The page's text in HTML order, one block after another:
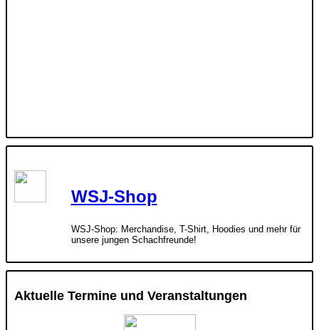
WSJ-Shop
WSJ-Shop: Merchandise, T-Shirt, Hoodies und mehr für
unsere jungen Schachfreunde!
Aktuelle Termine und Veranstaltungen